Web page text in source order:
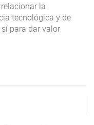
la
tecnológica y de
para dar valor